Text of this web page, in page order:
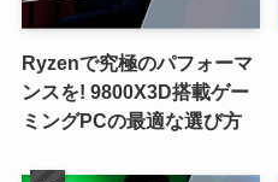
Ryzenで究極のパフォーマ
ンスを! 9800X3D搭載ゲー
ミングPCの最適な選び方